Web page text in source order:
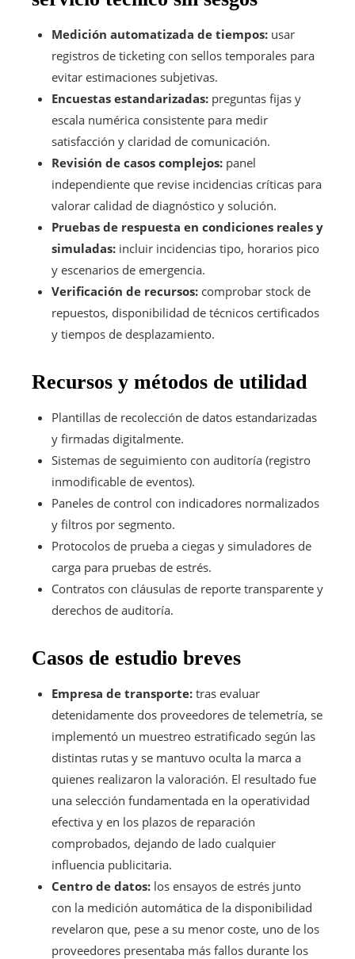
Medición automatizada de tiempos: usar
registros de ticketing con sellos temporales para
evitar estimaciones subjetivas.
Encuestas estandarizadas: preguntas fijas y
escala numérica consistente para medir
satisfacción y claridad de comunicación.
Revisión de casos complejos: panel
independiente que revise incidencias críticas para
valorar calidad de diagnóstico y solución.
Pruebas de respuesta en condiciones reales y
simuladas: incluir incidencias tipo, horarios pico
y escenarios de emergencia.
Verificación de recursos: comprobar stock de
repuestos, disponibilidad de técnicos certificados
y tiempos de desplazamiento.
Recursos y métodos de utilidad
Plantillas de recolección de datos estandarizadas
y firmadas digitalmente.
Sistemas de seguimiento con auditoría (registro
inmodificable de eventos).
Paneles de control con indicadores normalizados
y filtros por segmento.
Protocolos de prueba a ciegas y simuladores de
carga para pruebas de estrés.
Contratos con cláusulas de reporte transparente y
derechos de auditoría.
Casos de estudio breves
Empresa de transporte: tras evaluar
detenidamente dos proveedores de telemetría, se
implementó un muestreo estratificado según las
distintas rutas y se mantuvo oculta la marca a
quienes realizaron la valoración. El resultado fue
una selección fundamentada en la operatividad
efectiva y en los plazos de reparación
comprobados, dejando de lado cualquier
influencia publicitaria.
Centro de datos: los ensayos de estrés junto
con la medición automática de la disponibilidad
revelaron que, pese a su menor coste, uno de los
proveedores presentaba más fallos durante los